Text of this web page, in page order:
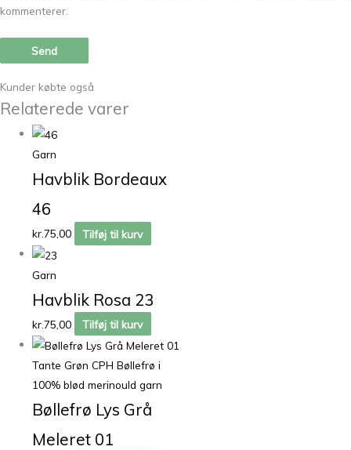
kommenterer.
Kunder købte også
Relaterede varer
Garn
Havblik Bordeaux
46
kr.75,00 Tilføj til kurv
Garn
Havblik Rosa 23
kr.75,00 Tilføj til kurv
Tante Grøn CPH Bøllefrø i
100% blød merinould garn
Bøllefrø Lys Grå
Meleret 01